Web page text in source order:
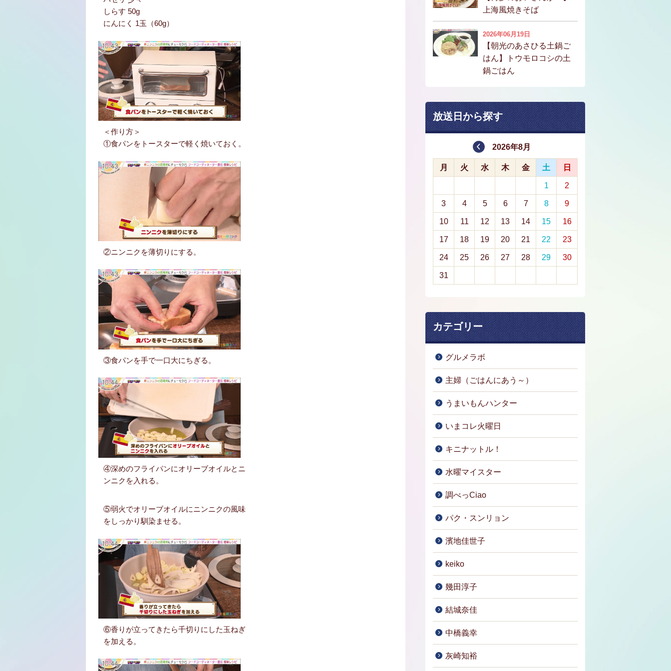
しらす 50g
にんにく 1玉（60g）
＜作り方＞
①食パンをトースターで軽く焼いておく。
②ニンニクを薄切りにする。
③食パンを手で一口大にちぎる。
④深めのフライパンにオリーブオイルとニ
ンニクを入れる。
⑤弱火でオリーブオイルにニンニクの風味
をしっかり馴染ませる。
⑥香りが立ってきたら千切りにした玉ねぎ
を加える。
上海風焼きそば
2026年06月19日
【朝光のあさひる土鍋ご
はん】トウモロコシの土
鍋ごはん
放送日から探す
2026年8月
月 火 水 木 金 土 日
1 2
3 4 5 6 7 8 9
10 11 12 13 14 15 16
17 18 19 20 21 22 23
24 25 26 27 28 29 30
31
カテゴリー
グルメラボ
主婦（ごはんにあう～）
うまいもんハンター
いまコレ火曜日
キニナットル！
水曜マイスター
調べっCiao
パク・スンリョン
濱地佳世子
keiko
幾田淳子
結城奈佳
中橋義幸
灰崎知裕